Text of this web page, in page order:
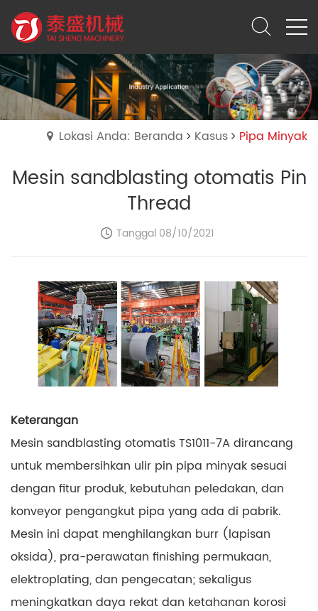
Lokasi Anda: Beranda Kasus Pipa Minyak
Mesin sandblasting otomatis Pin
Thread
Tanggal 08/10/2021
Keterangan
Mesin sandblasting otomatis TS1011-7A dirancang
untuk membersihkan ulir pin pipa minyak sesuai
dengan fitur produk, kebutuhan peledakan, dan
konveyor pengangkut pipa yang ada di pabrik.
Mesin ini dapat menghilangkan burr (lapisan
oksida), pra-perawatan finishing permukaan,
elektroplating, dan pengecatan; sekaligus
meningkatkan daya rekat dan ketahanan korosi